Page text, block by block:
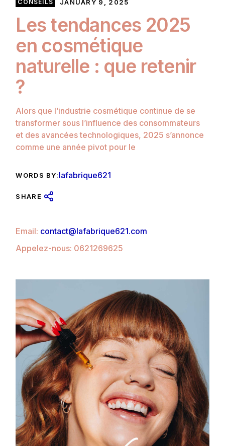
CONSEILS JANUARY 9, 2025
Les tendances 2025
en cosmétique
naturelle : que retenir
?
Alors que l’industrie cosmétique continue de se
transformer sous l’influence des consommateurs
et des avancées technologiques, 2025 s’annonce
comme une année pivot pour le
WORDS BY:lafabrique621
SHARE
Email: contact@lafabrique621.com
Appelez-nous: 0621269625